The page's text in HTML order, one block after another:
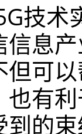
术
息
可
有
的